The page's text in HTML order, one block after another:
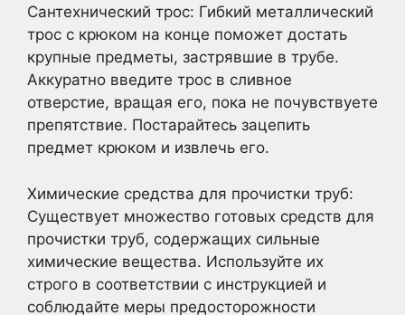
Сантехнический трос: Гибкий металлический
трос с крюком на конце поможет достать
крупные предметы, застрявшие в трубе.
Аккуратно введите трос в сливное
отверстие, вращая его, пока не почувствуете
препятствие. Постарайтесь зацепить
предмет крюком и извлечь его.
Химические средства для прочистки труб:
Существует множество готовых средств для
прочистки труб, содержащих сильные
химические вещества. Используйте их
строго в соответствии с инструкцией и
соблюдайте меры предосторожности